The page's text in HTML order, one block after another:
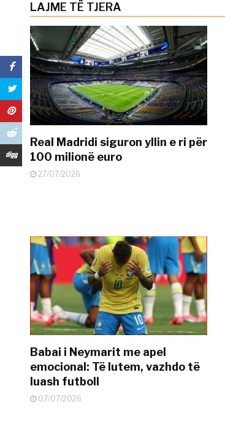
LAJME TË TJERA
Real Madridi siguron yllin e ri për
100 milionë euro
27/07/2026
Babai i Neymarit me apel
emocional: Të lutem, vazhdo të
luash futboll
07/07/2026